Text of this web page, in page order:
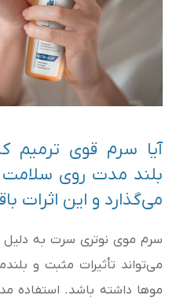
آیا سرم قوی ترمیم
بلند مدت روی سلامت
می‌گذارد و این اثرات
سرم موی نوتری سرت به دلیل
می‌تواند تأثیرات مثبت و
موها داشته باشد. استفاده